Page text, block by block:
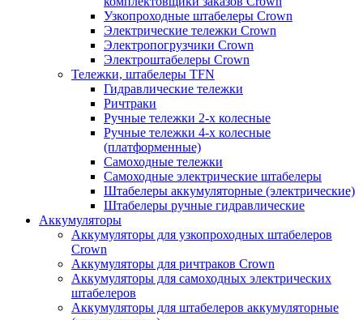
Узкопроходные штабелеры Crown
Электрические тележки Crown
Электропогрузчики Crown
Электроштабелеры Crown
Тележки, штабелеры TFN
Гидравлические тележки
Ричтраки
Ручные тележки 2-х колесные
Ручные тележки 4-х колесные
(платформенные)
Самоходные тележки
Самоходные электрические штабелеры
Штабелеры аккумуляторные (электрические)
Штабелеры ручные гидравлические
Аккумуляторы
Аккумуляторы для узкопроходных штабелеров
Crown
Аккумуляторы для ричтраков Crown
Аккумуляторы для самоходных электрических
штабелеров
Аккумуляторы для штабелеров аккумуляторные